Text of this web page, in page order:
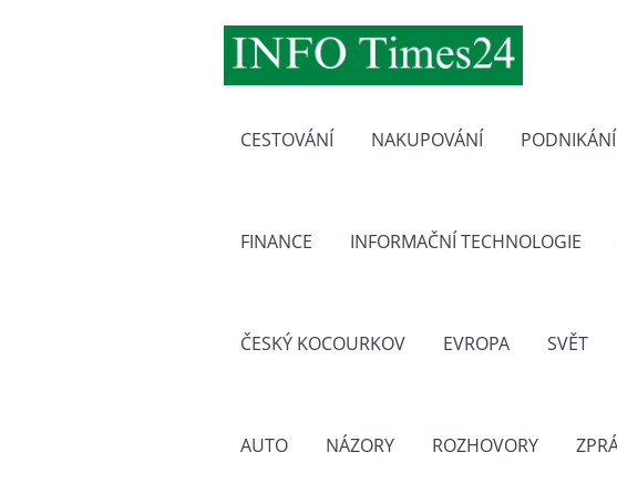
CESTOVÁNÍ NAKUPOVÁNÍ PODNIKÁNÍ
FINANCE INFORMAČNÍ TECHNOLOGIE
ČESKÝ KOCOURKOV EVROPA SVĚT
AUTO NÁZORY ROZHOVORY